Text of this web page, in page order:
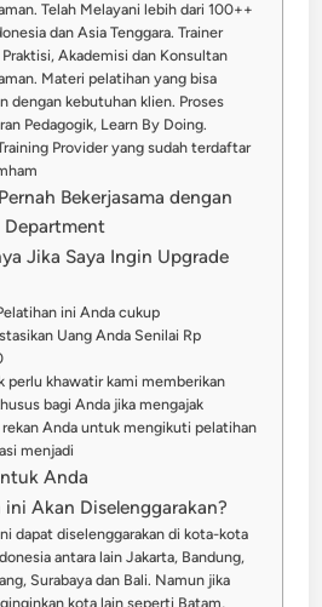
Telah Melayani lebih dari 100++
dan Asia Tenggara. Trainer
Akademisi dan Konsultan
Materi pelatihan yang bisa
dengan kebutuhan klien. Proses
Pedagogik, Learn By Doing.
Provider yang sudah terdaftar
Bekerjasama dengan
Department
Jika Saya Ingin Upgrade
ini Anda cukup
Uang Anda Senilai Rp
perlu khawatir kami memberikan
bagi Anda jika mengajak
Anda untuk mengikuti pelatihan
menjadi
Anda
Akan Diselenggarakan?
dapat diselenggarakan di kota-kota
antara lain Jakarta, Bandung,
Surabaya dan Bali. Namun jika
kota lain seperti Batam,